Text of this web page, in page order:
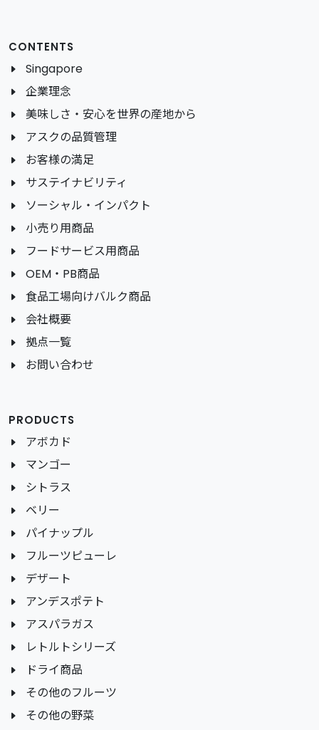
CONTENTS
Singapore
企業理念
美味しさ・安心を世界の産地から
アスクの品質管理
お客様の満足
サステイナビリティ
ソーシャル・インパクト
小売り用商品
フードサービス用商品
OEM・PB商品
食品工場向けバルク商品
会社概要
拠点一覧
お問い合わせ
PRODUCTS
アボカド
マンゴー
シトラス
ベリー
パイナップル
フルーツピューレ
デザート
アンデスポテト
アスパラガス
レトルトシリーズ
ドライ商品
その他のフルーツ
その他の野菜